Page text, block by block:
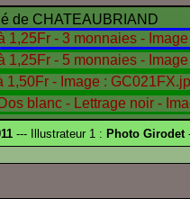
de CHATEAUBRIAND
--- Illustrateur 1 : Photo Girodet